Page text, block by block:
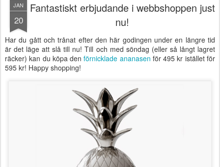
JAN
20
Fantastiskt erbjudande i webbshoppen just
nu!
Har du gått och trånat efter den här godingen under en längre tid
är det läge att slå till nu! Till och med söndag (eller så långt lagret
räcker) kan du köpa denförnicklade ananasen för 495 kr istället för
595 kr! Happy shopping!